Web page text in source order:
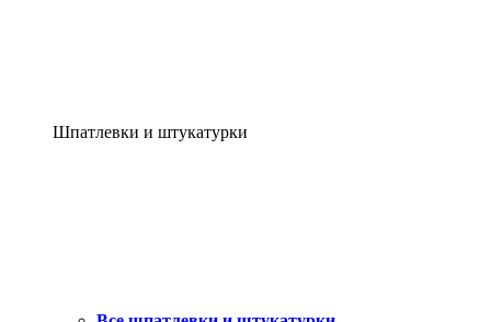
Шпатлевки и штукатурки